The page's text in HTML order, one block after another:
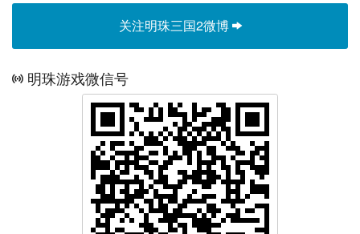
关注明珠三国2微博
明珠游戏微信号